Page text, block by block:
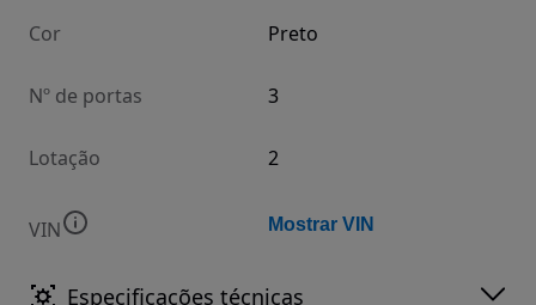
Cor Preto
Nº de portas 3
Lotação 2
VIN Mostrar VIN
Especificações técnicas